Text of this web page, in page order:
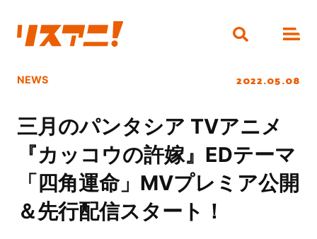
NEWS 2022.05.08
三月のパンタシア TVアニメ
『カッコウの許嫁』EDテーマ
「四角運命」MVプレミア公開
＆先行配信スタート！